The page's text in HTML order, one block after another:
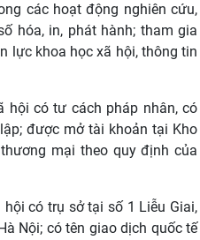
các hoạt động nghiên cứu,
hóa, in, phát hành; tham gia
lực khoa học xã hội, thông tin
hội có tư cách pháp nhân, có
được mở tài khoản tại Kho
mại theo quy định của
có trụ sở tại số 1 Liễu Giai,
Nội; có tên giao dịch quốc tế